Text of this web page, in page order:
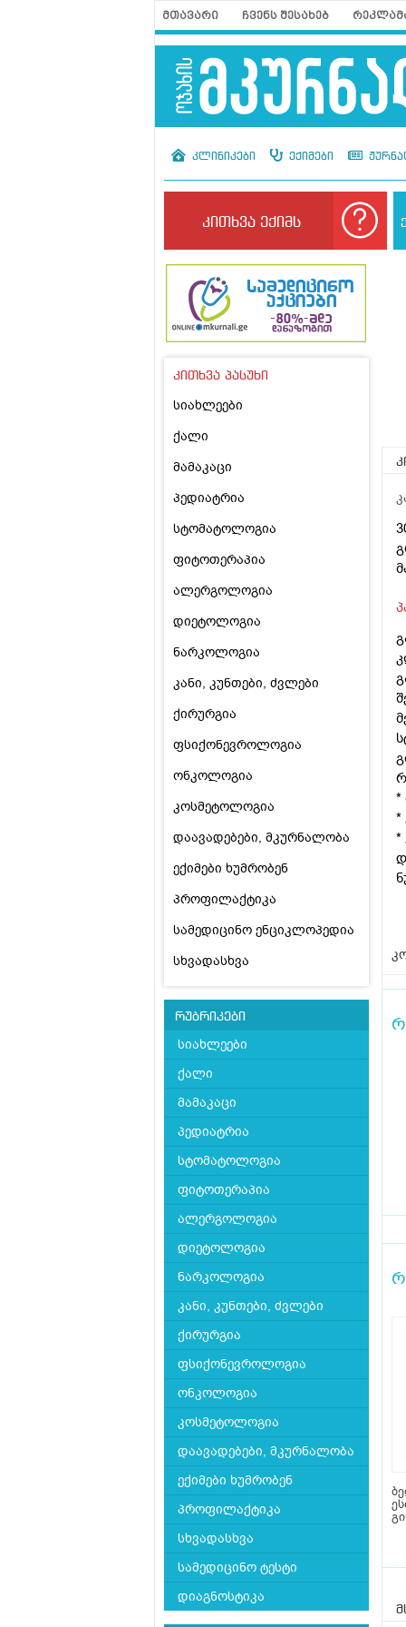
მთავარი ჩვენს შესახებ
კლინიკები ექიმები
კითხვა ექიმს
კითხვა პასუხი
სიახლეები
ქალი
მამაკაცი
პედიატრია
სტომატოლოგია
ფიტოთერაპია
ალერგოლოგია
დიეტოლოგია
ნარკოლოგია
კანი, კუნთები, ძვლები
ქირურგია
ფსიქონევროლოგია
ონკოლოგია
კოსმეტოლოგია
დაავადებები, მკურნალობა
ექიმები ხუმრობენ
პროფილაქტიკა
სამედიცინო ენციკლოპედია
სხვადასხვა
რუბრიკები
სიახლეები
ქალი
მამაკაცი
პედიატრია
სტომატოლოგია
ფიტოთერაპია
ალერგოლოგია
დიეტოლოგია
ნარკოლოგია
კანი, კუნთები, ძვლები
ქირურგია
ფსიქონევროლოგია
ონკოლოგია
კოსმეტოლოგია
დაავადებები, მკურნალობა
ექიმები ხუმრობენ
პროფილაქტიკა
სხვადასხვა
სამედიცინო ტესტი
დიაგნოსტიკა
*
*
*